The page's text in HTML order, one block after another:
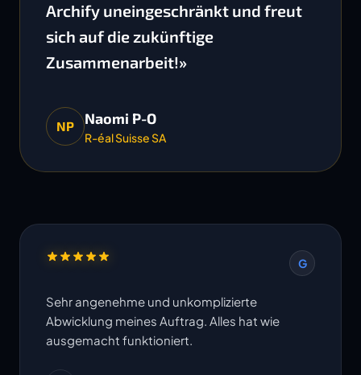
Archify uneingeschränkt und freut
sich auf die zukünftige
Zusammenarbeit!»
NP Naomi P-O
R-éal Suisse SA
G
Sehr angenehme und unkomplizierte
Abwicklung meines Auftrag. Alles hat wie
ausgemacht funktioniert.